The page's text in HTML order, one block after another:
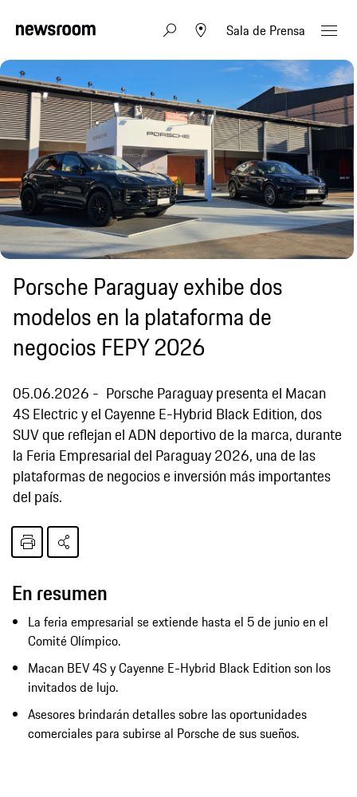
Sala de Prensa
Porsche Paraguay exhibe dos
modelos en la plataforma de
negocios FEPY 2026
05.06.2026
Porsche Paraguay presenta el Macan
4S Electric y el Cayenne E-Hybrid Black Edition, dos
SUV que reflejan el ADN deportivo de la marca, durante
la Feria Empresarial del Paraguay 2026, una de las
plataformas de negocios e inversión más importantes
del país.
En resumen
La feria empresarial se extiende hasta el 5 de junio en el
Comité Olímpico.
Macan BEV 4S y Cayenne E-Hybrid Black Edition son los
invitados de lujo.
Asesores brindarán detalles sobre las oportunidades
comerciales para subirse al Porsche de sus sueños.